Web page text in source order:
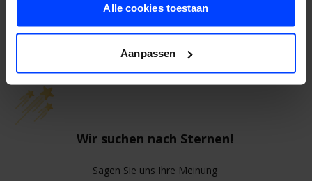
informatie over cookies vind je in onze Privacy Policy.
Alle cookies toestaan
Aanpassen
Kundenbewertungen
Wir suchen nach Sternen!
Sagen Sie uns Ihre Meinung